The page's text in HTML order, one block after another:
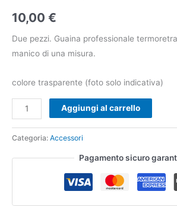
10,00 €
Due pezzi. Guaina professionale
manico di una misura.
colore trasparente (foto solo indicativa)
Aggiungi al carrello
Categoria: Accessori
Pagamento sicuro